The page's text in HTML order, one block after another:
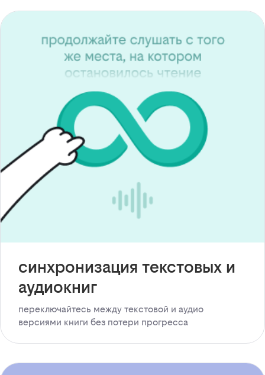
синхронизация текстовых и
аудиокниг
переключайтесь между текстовой и аудио
версиями книги без потери прогресса